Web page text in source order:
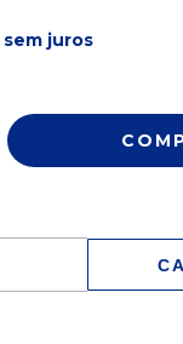
sem juros